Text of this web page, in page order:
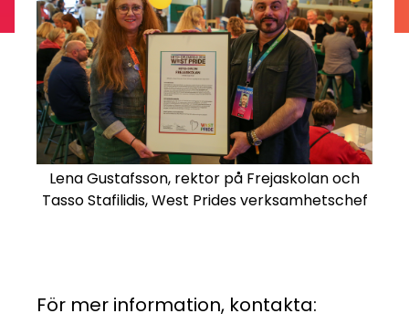
Lena Gustafsson, rektor på Frejaskolan och
Tasso Stafilidis, West Prides verksamhetschef
För mer information, kontakta: